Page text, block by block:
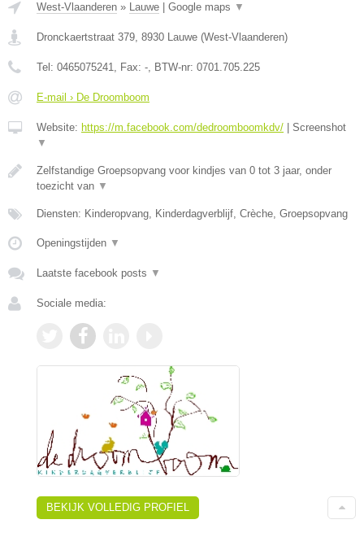
West-Vlaanderen » Lauwe Google maps ▼
Dronckaertstraat 379, 8930 Lauwe (West-Vlaanderen)
Tel: 0465075241, Fax: -, BTW-nr: 0701.705.225
E-mail › De Droomboom
Website: https://m.facebook.com/dedroomboomkdv/
Screenshot
▼
Zelfstandige Groepsopvang voor kindjes van 0 tot 3 jaar, onder
toezicht van ▼
Diensten: Kinderopvang, Kinderdagverblijf, Crèche, Groepsopvang
Openingstijden ▼
Laatste facebook posts ▼
Sociale media:
BEKIJK VOLLEDIG PROFIEL